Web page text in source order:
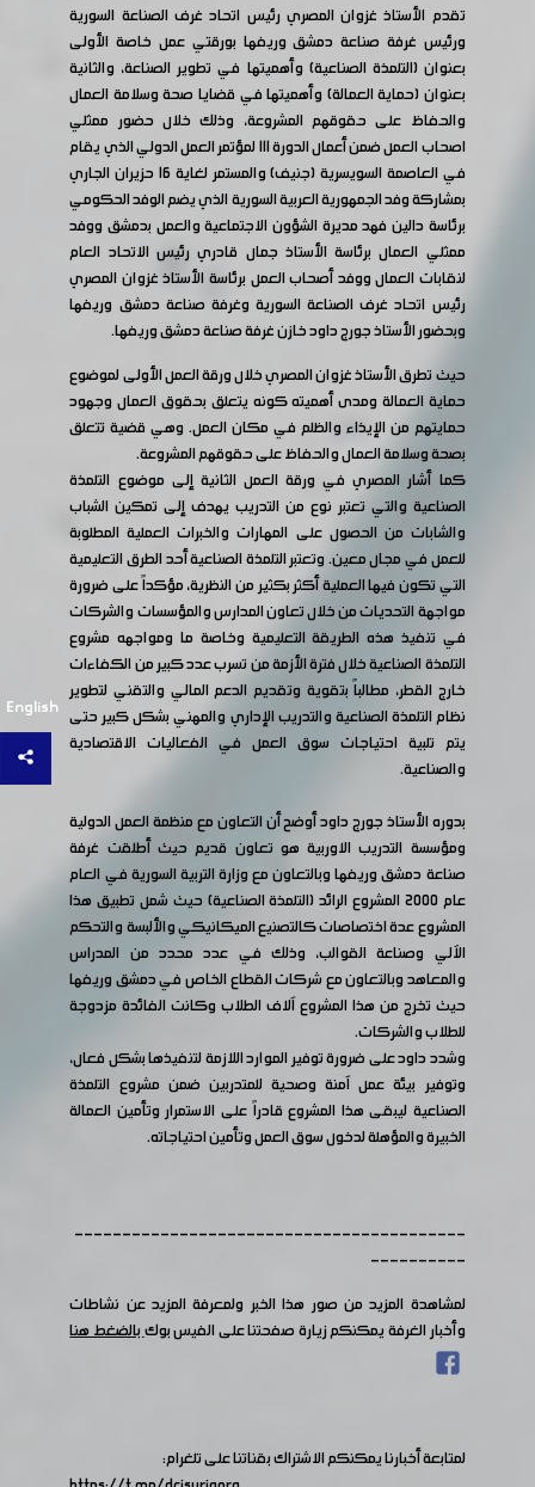
English
تقدم الأستاذ غزوان المصري رئيس اتحاد غرف الصناعة السورية
ورئيس غرفة صناعة دمشق وريفها بورقتي عمل خاصة الأولى
بعنوان (التلمذة الصناعية) وأهميتها في تطوير الصناعة، والثانية
بعنوان (حماية العمالة) وأهميتها في قضايا صحة وسلامة العمال
والحفاظ على حقوقهم المشروعة، وذلك خلال حضور ممثلي
اصحاب العمل ضمن أعمال الدورة 111 لمؤتمر العمل الدولي الذي يقام
في العاصمة السويسرية (جنيف) والمستمر لغاية 16 حزيران الجاري
بمشاركة وفد الجمهورية العربية السورية الذي يضم الوفد الحكومي
برئاسة دالين فهد مديرة الشؤون الاجتماعية والعمل بدمشق ووفد
ممثلي العمال برئاسة الأستاذ جمال قادري رئيس الاتحاد العام
لنقابات العمال ووفد أصحاب العمل برئاسة الأستاذ غزوان المصري
رئيس اتحاد غرف الصناعة السورية وغرفة صناعة دمشق وريفها
وبحضور الأستاذ جورج داود خازن غرفة صناعة دمشق وريفها.
حيث تطرق الأستاذ غزوان المصري خلال ورقة العمل الأولى لموضوع
حماية العمالة ومدى أهميته كونه يتعلق بحقوق العمال وجهود
حمايتهم من الإيذاء والظلم في مكان العمل. وهي قضية تتعلق
بصحة وسلامة العمال والحفاظ على حقوقهم المشروعة.
كما أشار المصري في ورقة العمل الثانية إلى موضوع التلمذة
الصناعية والتي تعتبر نوع من التدريب يهدف إلى تمكين الشباب
والشابات من الحصول على المهارات والخبرات العملية المطلوبة
للعمل في مجال معين. وتعتبر التلمذة الصناعية أحد الطرق التعليمية
التي تكون فيها العملية أكثر بكثير من النظرية، مؤكداً على ضرورة
مواجهة التحديات من خلال تعاون المدارس والمؤسسات والشركات
في تنفيذ هذه الطريقة التعليمية وخاصة ما ومواجهه مشروع
التلمذة الصناعية خلال فترة الأزمة من تسرب عدد كبير من الكفاءات
خارج القطر، مطالباً بتقوية وتقديم الدعم المالي والتقني لتطوير
نظام التلمذة الصناعية والتدريب الإداري والمهني بشكل كبير حتى
يتم تلبية احتياجات سوق العمل في الفعاليات الاقتصادية
والصناعية.
بدوره الأستاذ جورج داود أوضح أن التعاون مع منظمة العمل الدولية
ومؤسسة التدريب الاوربية هو تعاون قديم حيث أطلقت غرفة
صناعة دمشق وريفها وبالتعاون مع وزارة التربية السورية في العام
عام 2000 المشروع الرائد (التلمذة الصناعية) حيث شمل تطبيق هذا
المشروع عدة اختصاصات كالتصنيع الميكانيكي والألبسة والتحكم
الآلي وصناعة القوالب، وذلك في عدد محدد من المدراس
والمعاهد وبالتعاون مع شركات القطاع الخاص في دمشق وريفها
حيث تخرج من هذا المشروع آلاف الطلاب وكانت الفائدة مزدوجة
للطلاب والشركات.
وشدد داود على ضرورة توفير الموارد اللازمة لتنفيذها بشكل فعال،
وتوفير بيئة عمل آمنة وصحية للمتدربين ضمن مشروع التلمذة
الصناعية ليبقى هذا المشروع قادراً على الاستمرار وتأمين العمالة
الخبيرة والمؤهلة لدخول سوق العمل وتأمين احتياجاته.
-----------------------------------------
----------
لمشاهدة المزيد من صور هذا الخبر ولمعرفة المزيد عن نشاطات
وأخبار الغرفة يمكنكم زيارة صفحتنا على الفيس بوكبالضغط هنا
لمتابعة أخبارنا يمكنكم الاشتراك بقناتنا على تلغرام: